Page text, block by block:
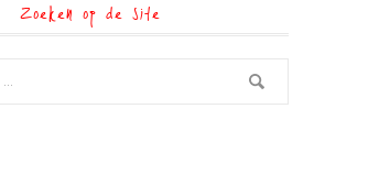
Zoeken op de site